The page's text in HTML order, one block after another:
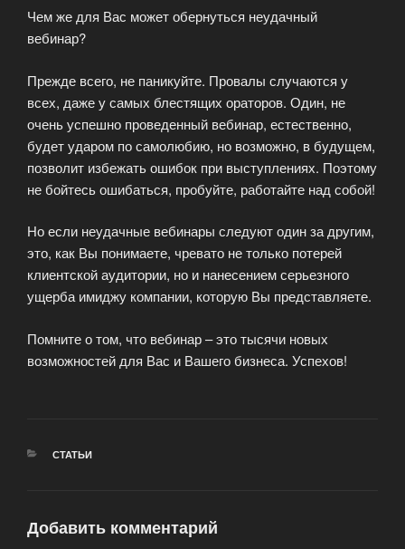
Чем же для Вас может обернуться неудачный
вебинар?
Прежде всего, не паникуйте. Провалы случаются у
всех, даже у самых блестящих ораторов. Один, не
очень успешно проведенный вебинар, естественно,
будет ударом по самолюбию, но возможно, в будущем,
позволит избежать ошибок при выступлениях. Поэтому
не бойтесь ошибаться, пробуйте, работайте над собой!
Но если неудачные вебинары следуют один за другим,
это, как Вы понимаете, чревато не только потерей
клиентской аудитории, но и нанесением серьезного
ущерба имиджу компании, которую Вы представляете.
Помните о том, что вебинар – это тысячи новых
возможностей для Вас и Вашего бизнеса. Успехов!
РУБРИКИ
СТАТЬИ
Добавить комментарий